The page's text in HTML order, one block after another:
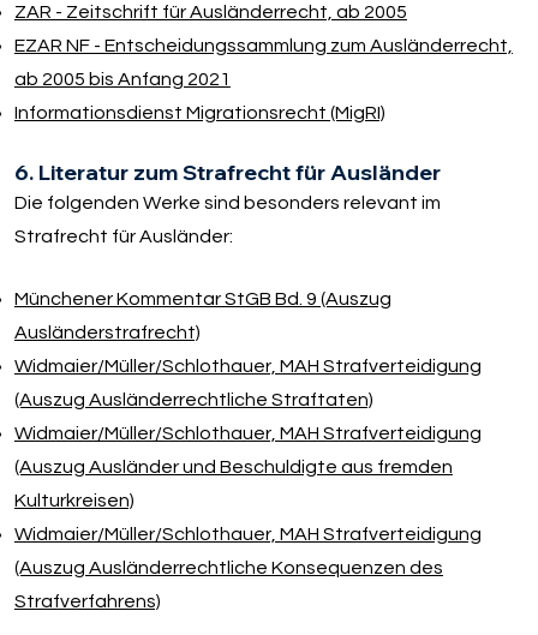
ZAR - Zeitschrift für Ausländerrecht, ab 2005
EZAR NF - Entscheidungssammlung zum Ausländerrecht,
ab 2005 bis Anfang 2021
Informationsdienst Migrationsrecht (MigRI)
6. Literatur zum Strafrecht für Ausländer
Die folgenden Werke sind besonders relevant im
Strafrecht für Ausländer:
Münchener Kommentar StGB Bd. 9 (Auszug
Ausländerstrafrecht)
Widmaier/​Müller/​Schlothauer, MAH Strafverteidigung
(Auszug Ausländerrechtliche Straftaten)
Widmaier/​Müller/​Schlothauer, MAH Strafverteidigung
(Auszug Ausländer und Beschuldigte aus fremden
Kulturkreisen)
Widmaier/​Müller/​Schlothauer, MAH Strafverteidigung
(Auszug Ausländerrechtliche Konsequenzen des
Strafverfahrens)